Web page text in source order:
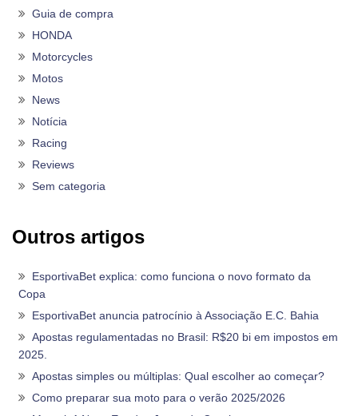
Guia de compra
HONDA
Motorcycles
Motos
News
Notícia
Racing
Reviews
Sem categoria
Outros artigos
EsportivaBet explica: como funciona o novo formato da
Copa
EsportivaBet anuncia patrocínio à Associação E.C. Bahia
Apostas regulamentadas no Brasil: R$20 bi em impostos em
2025.
Apostas simples ou múltiplas: Qual escolher ao começar?
Como preparar sua moto para o verão 2025/2026